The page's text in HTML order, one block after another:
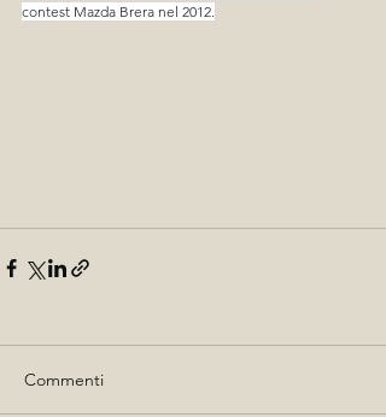
contest Mazda Brera nel 2012.
Commenti